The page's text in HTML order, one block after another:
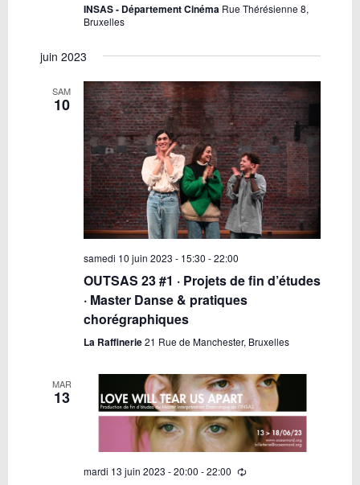
INSAS - Département Cinéma Rue Thérésienne 8,
Bruxelles
juin 2023
SAM
10
samedi 10 juin 2023 - 15:30 -22:00
OUTSAS 23 #1 · Projets de fin d’études
· Master Danse & pratiques
chorégraphiques
La Raffinerie21 Rue de Manchester, Bruxelles
MAR
13
mardi 13 juin 2023 - 20:00 -22:00